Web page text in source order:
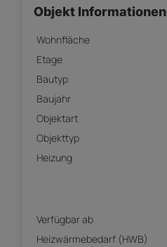
Objekt Informationen
Wohnfläche
Etage
Bautyp
Baujahr
Objektart
Objekttyp
Heizung
Verfügbar ab
Heizwärmebedarf (HWB)